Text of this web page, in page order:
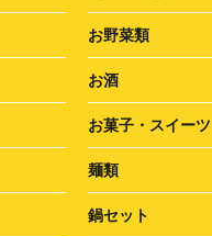
お野菜類
お酒
お菓子・スイーツ
麺類
鍋セット